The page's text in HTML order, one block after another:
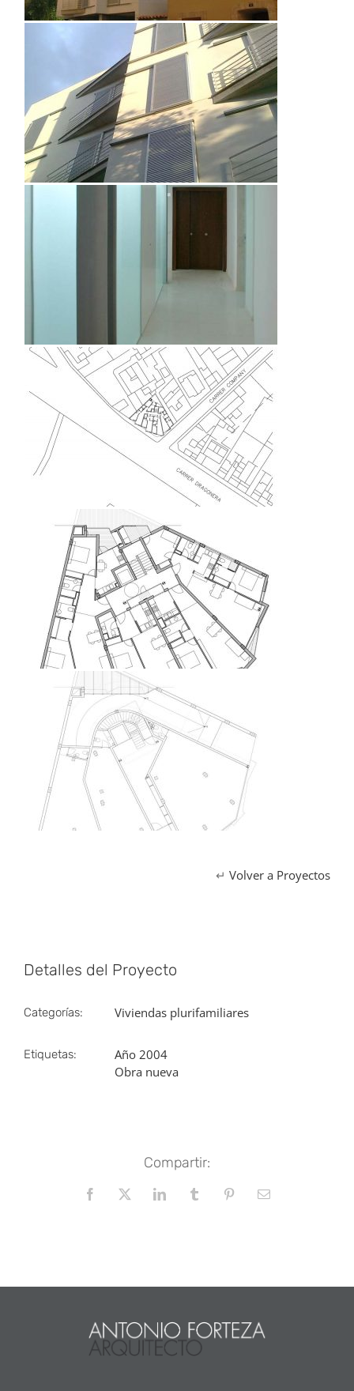
↵ Volver a Proyectos
Detalles del Proyecto
Categorías: Viviendas plurifamiliares
Etiquetas:
Año 2004
Obra nueva
Compartir:
Facebook
X LinkedInTumblrPinterestCorreo